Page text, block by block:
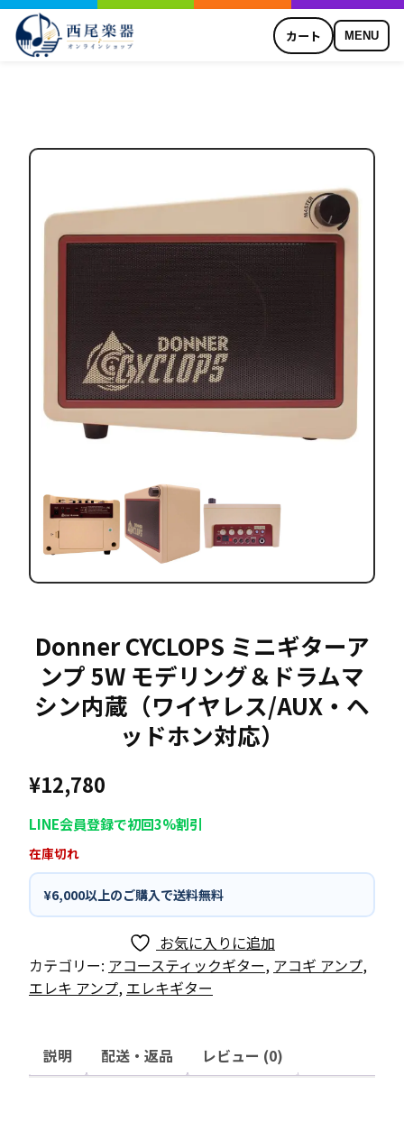
カート MENU
Donner CYCLOPS ミニギターア
ンプ 5W モデリング＆ドラムマ
シン内蔵（ワイヤレス/AUX・ヘ
ッドホン対応）
¥12,780
LINE会員登録で初回3%割引
在庫切れ
¥6,000以上のご購入で送料無料
お気に入りに追加
カテゴリー: アコースティックギター, アコギ アンプ,
エレキ アンプ, エレキギター
説明 配送・返品 レビュー (0)